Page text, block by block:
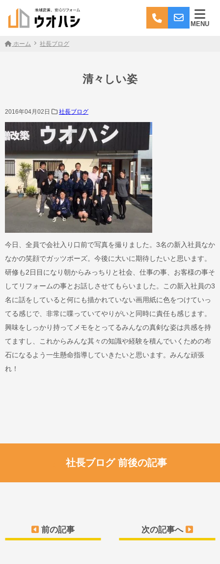
MENU
ホーム 社長ブログ
清々しい姿
2016年04月02日 社長ブログ
今日、全員で会社入り口前で写真を撮りました。3名の新入社員なか
なかの笑顔でガッツポーズ。今後に大いに期待したいと思います。
研修も2日目になり朝からみっちりと社会、仕事の事、お客様の事そ
してリフォームの事とお話しさせてもらいました。この新入社員の3
名に話をしていると何にも描かれていない画用紙に色をつけていっ
てる感じで、非常に喋っていてやりがいと同時に責任も感じます。
興味をしっかり持ってメモをとってるみんなの真剣な姿は共感を持
てますし、これからみんな其々の知識や経験を積んでいくための布
石になるよう一生懸命指導していきたいと思います。みんな頑張
れ！
社長ブログ 前後の記事
前の記事 次の記事へ